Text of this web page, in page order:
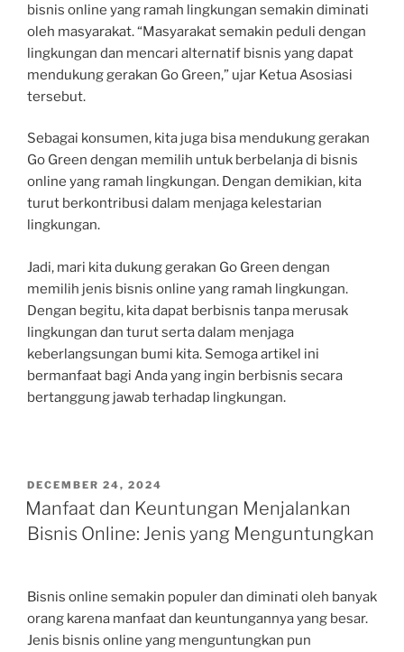
bisnis online yang ramah lingkungan semakin diminati
oleh masyarakat. “Masyarakat semakin peduli dengan
lingkungan dan mencari alternatif bisnis yang dapat
mendukung gerakan Go Green,” ujar Ketua Asosiasi
tersebut.
Sebagai konsumen, kita juga bisa mendukung gerakan
Go Green dengan memilih untuk berbelanja di bisnis
online yang ramah lingkungan. Dengan demikian, kita
turut berkontribusi dalam menjaga kelestarian
lingkungan.
Jadi, mari kita dukung gerakan Go Green dengan
memilih jenis bisnis online yang ramah lingkungan.
Dengan begitu, kita dapat berbisnis tanpa merusak
lingkungan dan turut serta dalam menjaga
keberlangsungan bumi kita. Semoga artikel ini
bermanfaat bagi Anda yang ingin berbisnis secara
bertanggung jawab terhadap lingkungan.
POSTED
ON
DECEMBER 24, 2024
Manfaat dan Keuntungan Menjalankan
Bisnis Online: Jenis yang Menguntungkan
Bisnis online semakin populer dan diminati oleh banyak
orang karena manfaat dan keuntungannya yang besar.
Jenis bisnis online yang menguntungkan pun